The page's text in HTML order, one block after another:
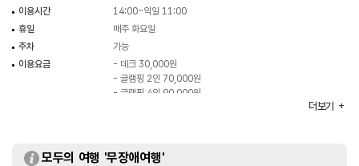
이용시간
14:00~익일 11:00
휴일
매주 화요일
주차
가능
이용요금
- 데크 30,000원
- 글램핑 2인 70,000원
- 글램핑 4인 90,000원
주요시설
야영장 / 글램핑 / 방문자센터 / 잔디마당 등
더보기
모두의 여행 '무장애여행'